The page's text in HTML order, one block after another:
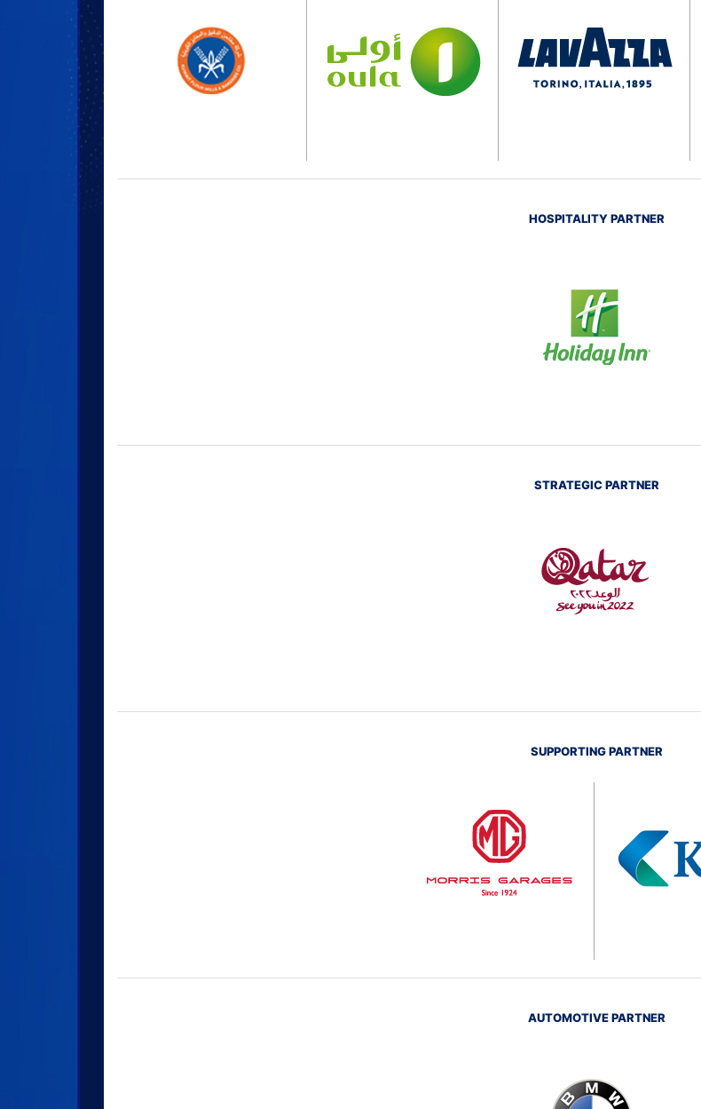
HOSPITALITY PARTNER
STRATEGIC PARTNER
SUPPORTING PARTNER
AUTOMOTIVE PARTNER